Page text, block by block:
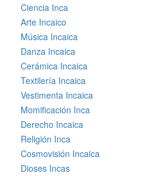
Ciencia Inca
Arte Incaico
Música Incaica
Danza Incaica
Cerámica Incaica
Textilería Incaica
Vestimenta Incaica
Momificación Inca
Derecho Incaica
Religión Inca
Cosmovisión Incaica
Dioses Incas